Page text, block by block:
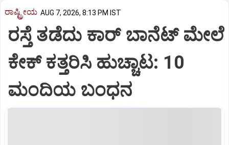
ರಾಷ್ಟ್ರೀಯ AUG 7, 2026, 8:13 PM IST
ರಸ್ತೆ ತಡೆದು ಕಾರ್ ಬಾನೆಟ್ ಮೇಲೆ
ಕೇಕ್ ಕತ್ತರಿಸಿ ಹುಚ್ಚಾಟ: 10
ಮಂದಿಯ ಬಂಧನ